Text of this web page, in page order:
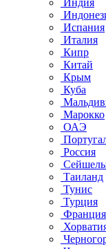
Индия
Испания
Италия
Кипр
Китай
Крым
Куба
Марокко
ОАЭ
Россия
Таиланд
Тунис
Турция
Франция